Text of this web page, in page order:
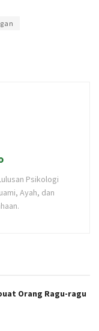
Psikologi
Ayah, dan
Orang Ragu-ragu